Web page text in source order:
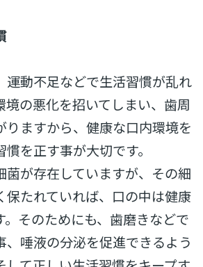
運動不足などで生活習慣が乱れ
境の悪化を招いてしまい、歯周
りますから、健康な口内環境を
を正す事が大切です。
菌が存在していますが、その細
保たれていれば、口の中は健康
。そのためにも、歯磨きなどで
、唾液の分泌を促進できるよう